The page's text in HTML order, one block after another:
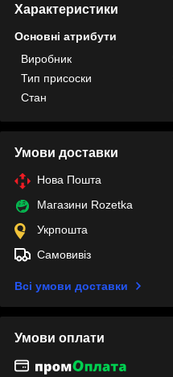
Характеристики
Основні атрибути
Виробник
Тип присоски
Стан
Умови доставки
Нова Пошта
Магазини Rozetka
Укрпошта
Самовивіз
Всі умови доставки
Умови оплати